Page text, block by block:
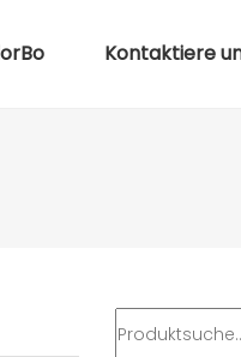
Kontaktiere